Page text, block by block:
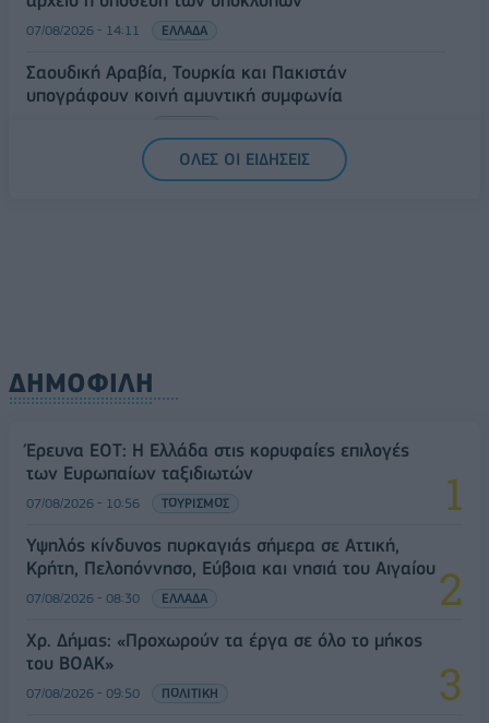
07/08/2026 - 14:11 ΕΛΛΑΔΑ
Σαουδική Αραβία, Τουρκία και Πακιστάν
υπογράφουν κοινή αμυντική συμφωνία
ΟΛΕΣ ΟΙ ΕΙΔΗΣΕΙΣ
ΔΗΜΟΦΙΛΗ
Έρευνα ΕΟΤ: Η Ελλάδα στις κορυφαίες επιλογές
των Ευρωπαίων ταξιδιωτών
07/08/2026 - 10:56 ΤΟΥΡΙΣΜΟΣ
Υψηλός κίνδυνος πυρκαγιάς σήμερα σε Αττική,
Κρήτη, Πελοπόννησο, Εύβοια και νησιά του Αιγαίου
07/08/2026 - 08:30 ΕΛΛΑΔΑ
Χρ. Δήμας: «Προχωρούν τα έργα σε όλο το μήκος
του ΒΟΑΚ»
07/08/2026 - 09:50 ΠΟΛΙΤΙΚΗ